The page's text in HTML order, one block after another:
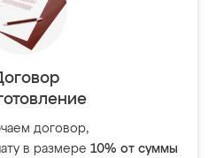
договор,
в размере 10% от суммы